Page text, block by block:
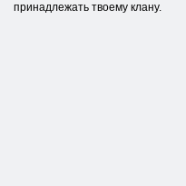
принадлежать твоему клану.